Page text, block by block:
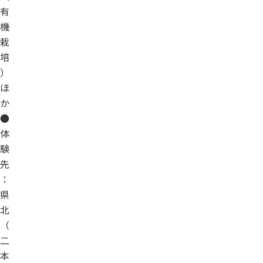
有
機
栽
培
）
ほ
か
●
体
験
先
：
県
北
（
二
本